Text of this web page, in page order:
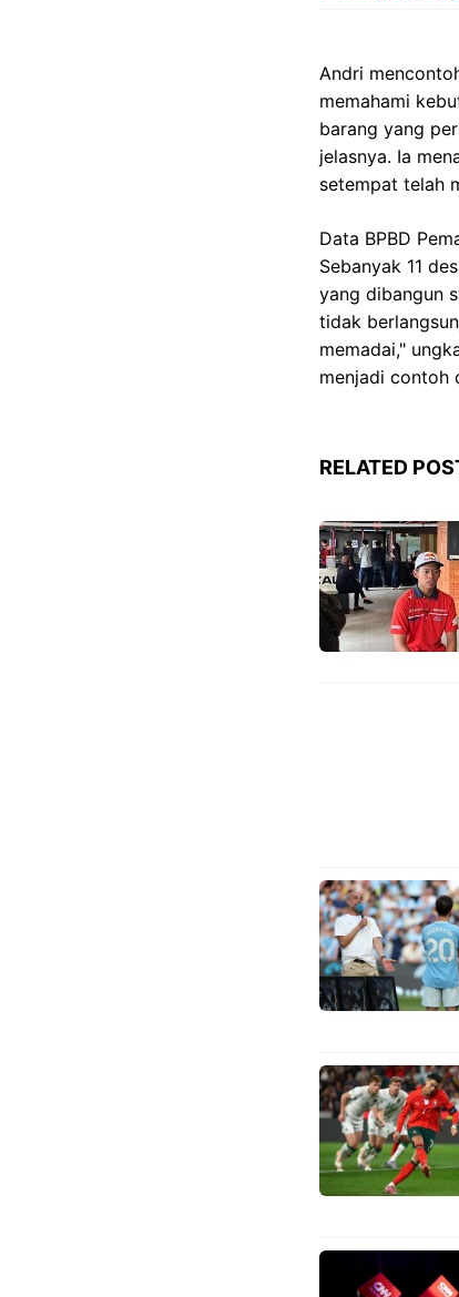
Andri
memahami
barang yang
jelasnya. Ia
setempat telah
Data BPBD
Sebanyak 11
yang dibangun
tidak
memadai,"
menjadi contoh
RELATED